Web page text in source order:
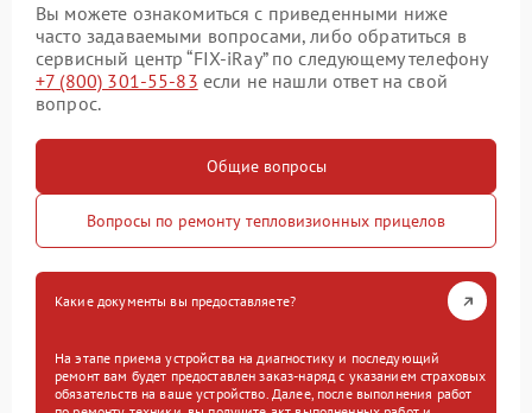
Вы можете ознакомиться с приведенными ниже
часто задаваемыми вопросами, либо обратиться в
сервисный центр “FIX-iRay” по следующему телефону
+7 (800) 301-55-83 если не нашли ответ на свой
вопрос.
Общие вопросы
Вопросы по ремонту тепловизионных прицелов
Какие документы вы предоставляете?
На этапе приема устройства на диагностику и последующий
ремонт вам будет предоставлен заказ-наряд с указанием страховых
обязательств на ваше устройство. Далее, после выполнения работ